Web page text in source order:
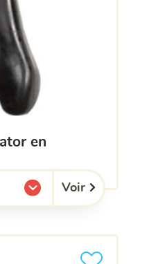
Voir